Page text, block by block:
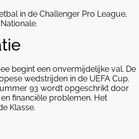
in de Challenger Pro League,
begint een onvermijdelijke val. De
wedstrijden in de UEFA Cup.
93 wordt opgeschrikt door
financiële problemen. Het
Klasse.